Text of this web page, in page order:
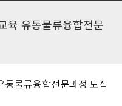
육 유통물류융합전문
통물류융합전문과정 모집